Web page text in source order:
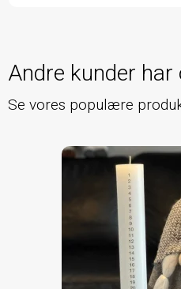
Andre kunder har
Se vores populære